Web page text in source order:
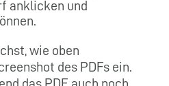
anklicken und
wie oben
des PDFs ein.
das PDF auch noch